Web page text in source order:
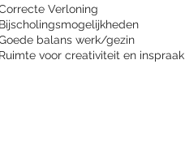
Verloning
balans werk/gezin
voor creativiteit en inspraak